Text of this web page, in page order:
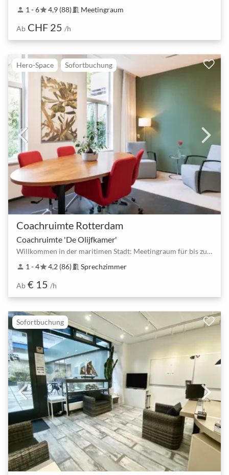
person 1 - 6star4,9 (88) meeting_room Meetingraum
Ab CHF 25 /h
Hero-Space Sofortbuchung
Coachruimte Rotterdam
Coachruimte 'De Olijfkamer'
Willkommen in der maritimen Stadt: Meetingraum für bis zu 3 Personen
person 1 - 4star4,2 (86) meeting_room Sprechzimmer
Ab € 15 /h
Sofortbuchung